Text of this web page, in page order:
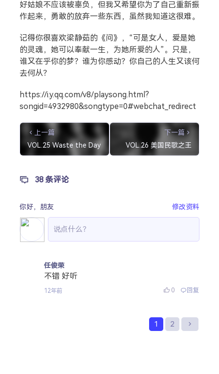
好姑娘不应该被辜负，但我又希望你为了自己重新振
作起来，勇敢的放弃一些东西，虽然我知道这很难。
记得你很喜欢梁静茹的《问》，“可是女人，爱是她
的灵魂，她可以奉献一生，为她所爱的人”。只是，
谁又在乎你的梦？谁为你感动？你自己的人生又该何
去何从？
https://i.y.qq.com/v8/playsong.html?
songid=4932980&songtype=0#webchat_redirect
上一篇
VOL.25 Waste the Day
下一篇
VOL.26 美国民歌之王
38 条评论
你好， 朋友 修改资料
任俊荣
不错 好听
12年前 0 回复
1 2